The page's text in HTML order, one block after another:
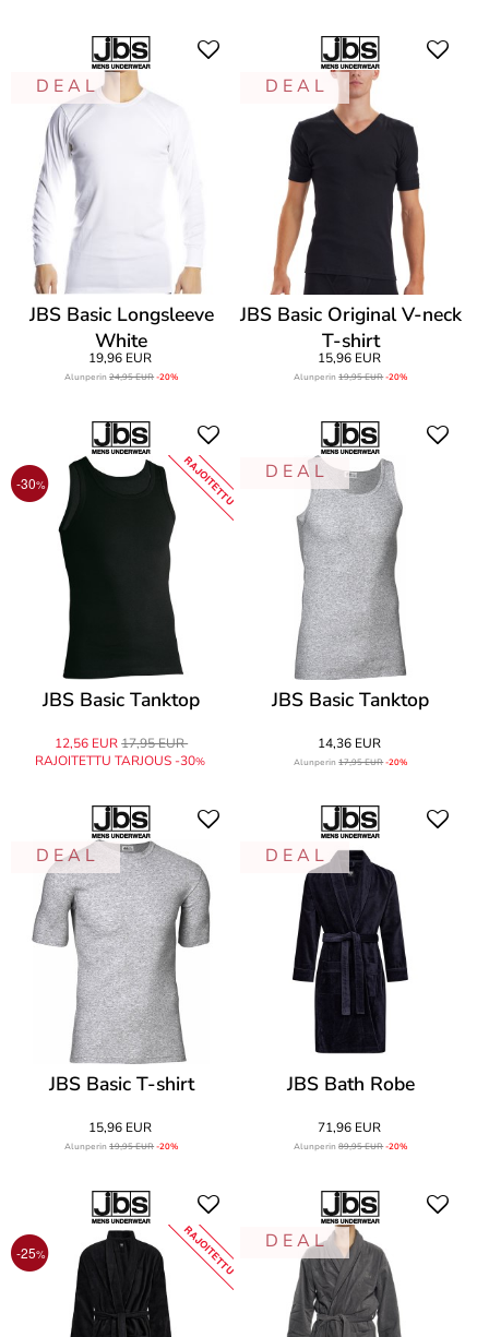
D E A L
JBS Basic Longsleeve
White
19,96 EUR
Alunperin24,95 EUR-20%
D E A L
JBS Basic Original V-neck
T-shirt
15,96 EUR
Alunperin19,95 EUR-20%
-30% RAJOITETTU
JBS Basic Tanktop
12,56 EUR17,95 EUR
RAJOITETTU TARJOUS -30%
D E A L
JBS Basic Tanktop
14,36 EUR
Alunperin17,95 EUR-20%
D E A L
JBS Basic T-shirt
15,96 EUR
Alunperin19,95 EUR-20%
D E A L
JBS Bath Robe
71,96 EUR
Alunperin89,95 EUR-20%
-25% RAJOITETTU D E A L